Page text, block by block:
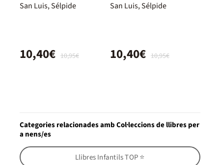
San Luis, Sélpide
10,95€
10,40€
San Luis, Sélpide
10,95€
10,40€
Categories relacionades amb Col·leccions de llibres per
a nens/es
Llibres Infantils TOP ⭐